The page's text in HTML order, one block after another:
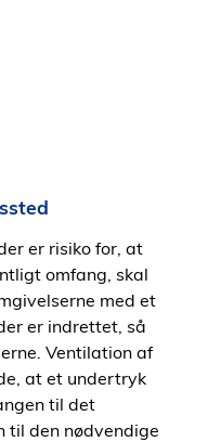
er risiko for, at
omfang, skal
med et
er indrettet, så
Ventilation af
at et undertryk
til det
til den nødvendige